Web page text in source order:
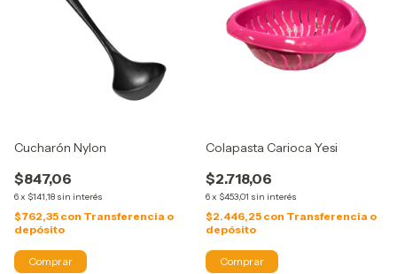
Cucharón Nylon
$847,06
6x $141,18 sin interés
$762,35 con Transferencia o
depósito
Colapasta Carioca Yesi
$2.718,06
6x $453,01 sin interés
$2.446,25 con Transferencia o
depósito